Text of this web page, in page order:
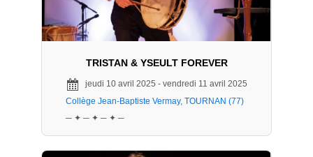
TRISTAN & YSEULT FOREVER
jeudi 10 avril 2025 - vendredi 11 avril 2025
Collège Jean-Baptiste Vermay, TOURNAN (77)
─ ✦ ─ ✦ ─ ✦ ─